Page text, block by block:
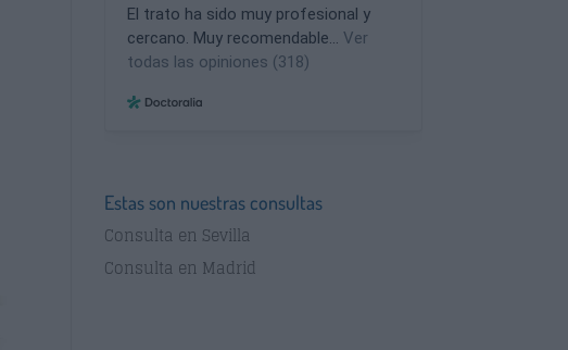
Estas son nuestras consultas
Consulta en Sevilla
Consulta en Madrid